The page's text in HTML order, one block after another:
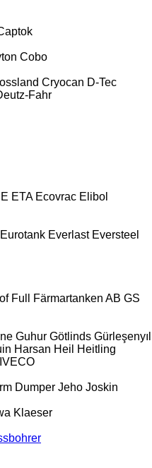
Cobo
Cryocan D-Tec
Fahr
ETA Ecovrac Elibol
Eurotank Everlast Eversteel
Full Färmartanken AB GS
Guhur Götlinds Gürleşenyıl
Harsan Heil
Heitling
IVECO
Dumper Jeho Joskin
Klaeser